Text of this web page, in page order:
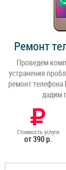
Ремонт
Проведем
устранения
ремонт телефона
дадим
Стоимость услуги
от 390 р.